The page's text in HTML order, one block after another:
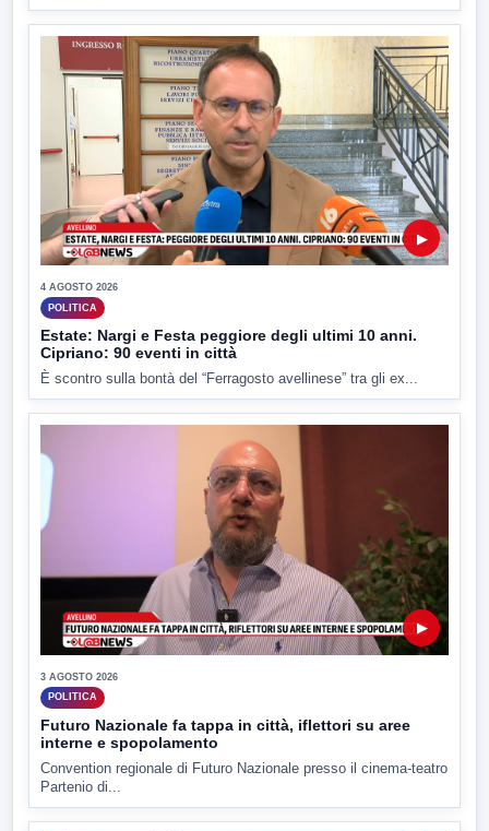
▶
4 AGOSTO 2026
POLITICA
Estate: Nargi e Festa peggiore degli ultimi 10 anni.
Cipriano: 90 eventi in città
È scontro sulla bontà del “Ferragosto avellinese” tra gli ex...
▶
3 AGOSTO 2026
POLITICA
Futuro Nazionale fa tappa in città, iflettori su aree
interne e spopolamento
Convention regionale di Futuro Nazionale presso il cinema-teatro
Partenio di...